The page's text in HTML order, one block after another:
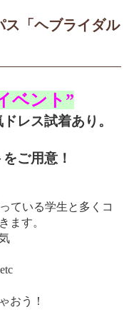
「ヘブライダル
ベント”
レス試着あり。
ご用意！
ている学生と多くコ
ます。
おう！